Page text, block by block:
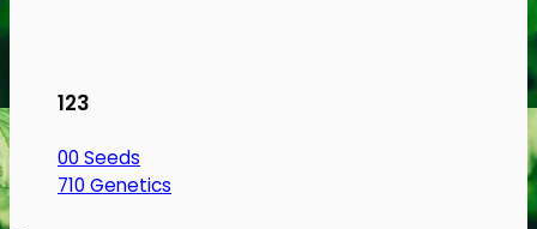
123
00 Seeds
710 Genetics